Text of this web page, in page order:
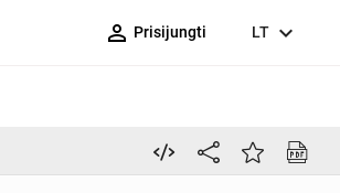
person_outline Prisijungti LT expand_more